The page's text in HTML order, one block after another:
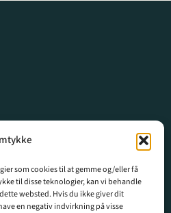
som cookies til at gemme og/eller få
til disse teknologier, kan vi behandle
websted. Hvis du ikke giver dit
en negativ indvirkning på visse